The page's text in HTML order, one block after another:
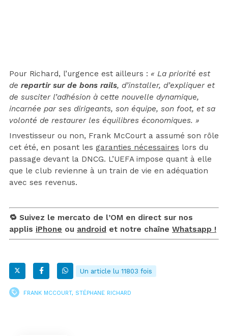
Pour Richard, l’urgence est ailleurs : « La priorité est
de repartir sur de bons rails, d’installer, d’expliquer et
de susciter l’adhésion à cette nouvelle dynamique,
incarnée par ses dirigeants, son équipe, son foot, et sa
volonté de restaurer les équilibres économiques. »
Investisseur ou non, Frank McCourt a assumé son rôle
cet été, en posant les garanties nécessaires lors du
passage devant la DNCG. L’UEFA impose quant à elle
que le club revienne à un train de vie en adéquation
avec ses revenus.
🔁 Suivez le mercato de l’OM en direct sur nos
applis iPhone ou android et notre chaîne Whatsapp !
Un article lu 11803 fois
FRANK MCCOURT, STÉPHANE RICHARD